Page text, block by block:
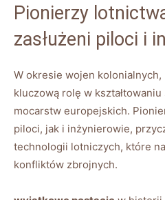
Pionierzy
zasłużeni piloci i
W okresie wojen kolonialnych,
kluczową rolę w
mocarstw europejskich.
piloci, jak i inżynierowie,
technologii lotniczych, które
konfliktów zbrojnych.